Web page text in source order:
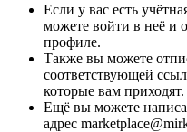
Если у вас есть
можете войти в неё и
профиле.
Также вы можете
соответствующей
которые вам приходят.
Ещё вы можете
адрес